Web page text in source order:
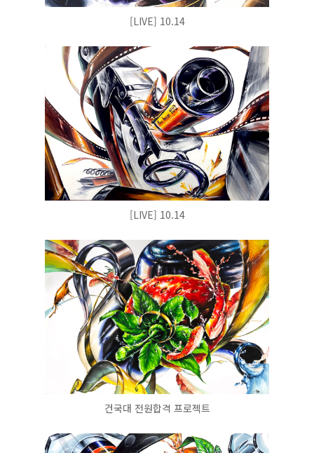
[LIVE] 10.14
[LIVE] 10.14
건국대 전원합격 프로젝트